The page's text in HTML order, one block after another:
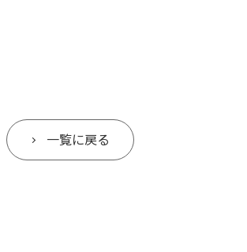
一覧に戻る